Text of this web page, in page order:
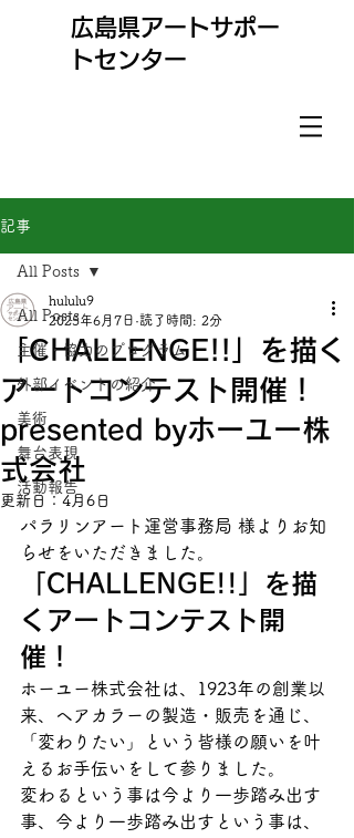
​広島県アートサポー
トセンター
記事
All Posts
主催・協力のプログラム
外部イベントの紹介
美術
舞台表現
活動報告
All Posts
「CHALLENGE!!」を描く
アートコンテスト開催！
presented byホーユー株
式会社
hululu9
2025年6月7日 読了時間: 2分
更新日： 4月6日
パラリンアート運営事務局 様よりお知
らせをいただきました。
「CHALLENGE!!」を描
くアートコンテスト開
催！
ホーユー株式会社は、1923年の創業以
来、ヘアカラーの製造・販売を通じ、
「変わりたい」という皆様の願いを叶
えるお手伝いをして参りました。
変わるという事は今より一歩踏み出す
事、今より一歩踏み出すという事は、